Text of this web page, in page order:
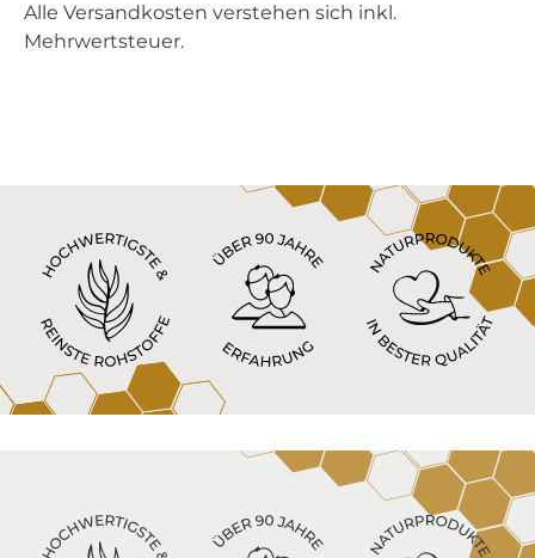
Alle Versandkosten verstehen sich inkl.
Mehrwertsteuer.